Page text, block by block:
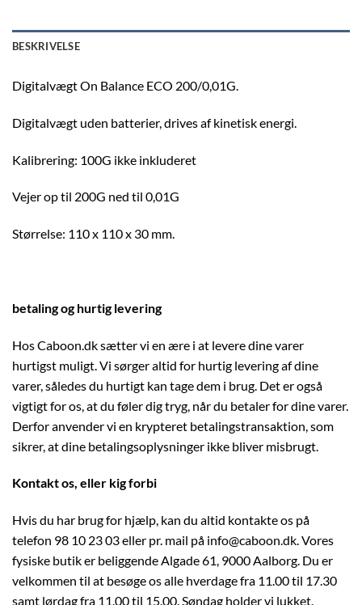
BESKRIVELSE
Digitalvægt On Balance ECO 200/0,01G.
Digitalvægt uden batterier, drives af kinetisk energi.
Kalibrering: 100G ikke inkluderet
Vejer op til 200G ned til 0,01G
Størrelse: 110 x 110 x 30 mm.
betaling og hurtig levering
Hos Caboon.dk sætter vi en ære i at levere dine varer
hurtigst muligt. Vi sørger altid for hurtig levering af dine
varer, således du hurtigt kan tage dem i brug. Det er også
vigtigt for os, at du føler dig tryg, når du betaler for dine varer.
Derfor anvender vi en krypteret betalingstransaktion, som
sikrer, at dine betalingsoplysninger ikke bliver misbrugt.
Kontakt os, eller kig forbi
Hvis du har brug for hjælp, kan du altid kontakte os på
telefon 98 10 23 03 eller pr. mail på info@caboon.dk. Vores
fysiske butik er beliggende Algade 61, 9000 Aalborg. Du er
velkommen til at besøge os alle hverdage fra 11.00 til 17.30
samt lørdag fra 11.00 til 15.00. Søndag holder vi lukket.